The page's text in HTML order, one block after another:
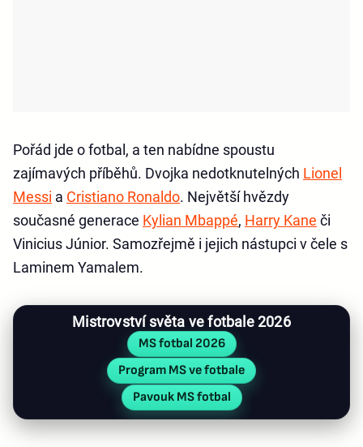
Pořád jde o fotbal, a ten nabídne spoustu
zajímavých příběhů. Dvojka nedotknutelných Lionel
Messi a Cristiano Ronaldo. Největší hvězdy
současné generace Kylian Mbappé, Harry Kane či
Vinicius Júnior. Samozřejmě i jejich nástupci v čele s
Laminem Yamalem.
Mistrovství světa ve fotbale 2026
MS fotbal 2026
Program MS ve fotbale
Pavouk MS fotbal